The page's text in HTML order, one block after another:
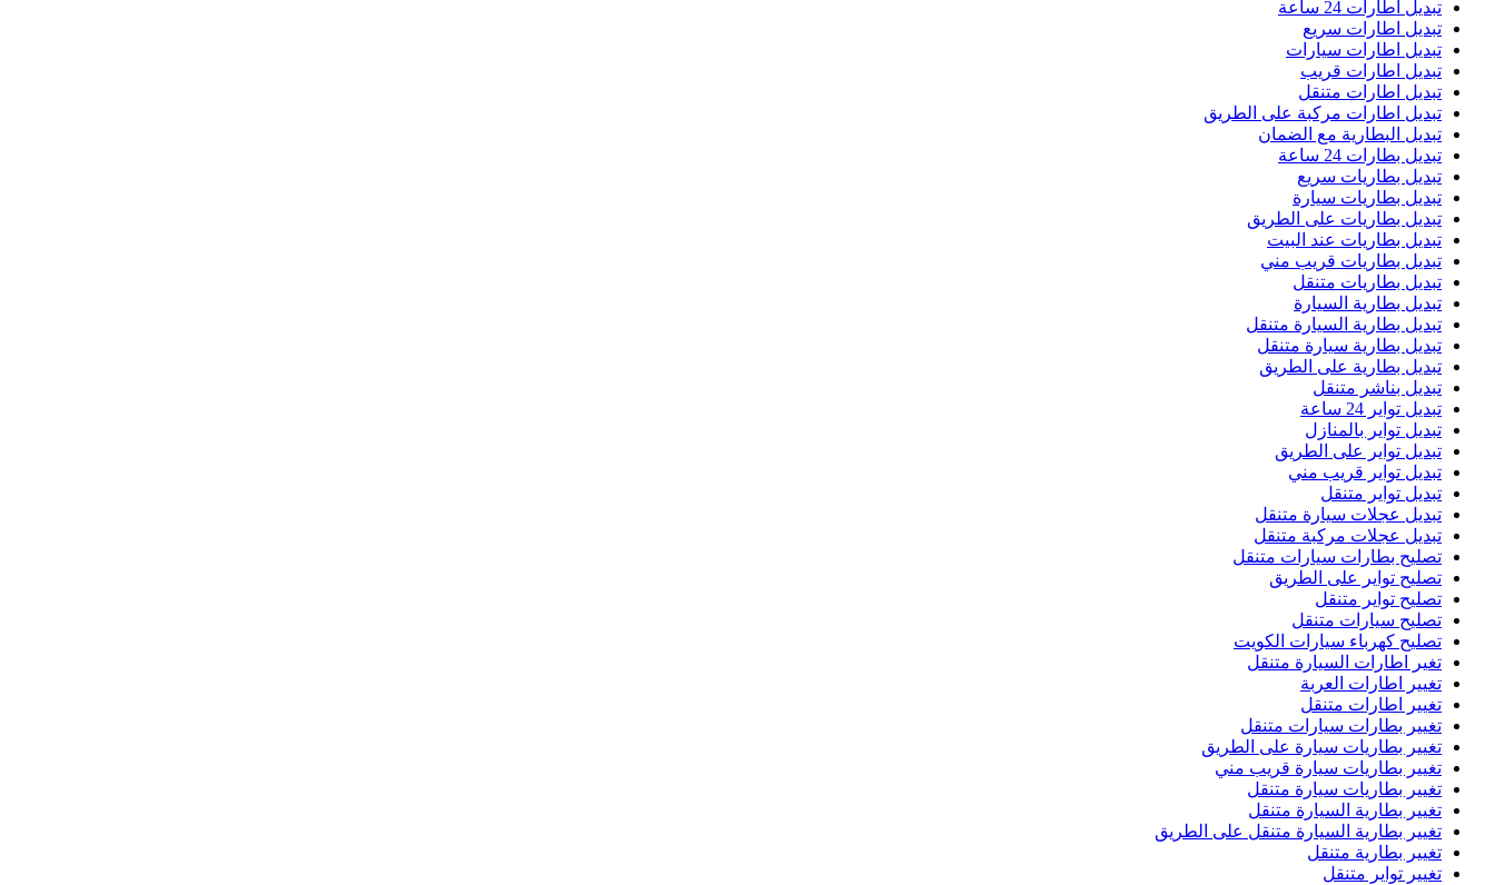
تبديل اطارات 24 ساعة
تبديل اطارات سريع
تبديل اطارات سيارات
تبديل اطارات قريب
تبديل اطارات متنقل
تبديل اطارات مركبة على الطريق
تبديل البطارية مع الضمان
تبديل بطارات 24 ساعة
تبديل بطاريات سريع
تبديل بطاريات سيارة
تبديل بطاريات على الطريق
تبديل بطاريات عند البيت
تبديل بطاريات قريب مني
تبديل بطاريات متنقل
تبديل بطارية السيارة
تبديل بطارية السيارة متنقل
تبديل بطارية سيارة متنقل
تبديل بطارية على الطريق
تبديل بناشر متنقل
تبديل تواير 24 ساعة
تبديل تواير بالمنازل
تبديل تواير على الطريق
تبديل تواير قريب مني
تبديل تواير متنقل
تبديل عجلات سيارة متنقل
تبديل عجلات مركبة متنقل
تصليح بطارات سيارات متنقل
تصليح تواير على الطريق
تصليح تواير متنقل
تصليح سيارات متنقل
تصليح كهرباء سيارات الكويت
تغير اطارات السيارة متنقل
تغيير اطارات العربة
تغيير اطارات متنقل
تغيير بطارات سيارات متنقل
تغيير بطاريات سيارة على الطريق
تغيير بطاريات سيارة قريب مني
تغيير بطاريات سيارة متنقل
تغيير بطارية السيارة متنقل
تغيير بطارية السيارة متنقل على الطريق
تغيير بطارية متنقل
تغيير تواير متنقل